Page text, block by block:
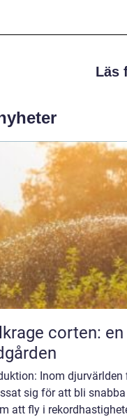
Läs
corten:
Inom
sig för att bli
att fly i